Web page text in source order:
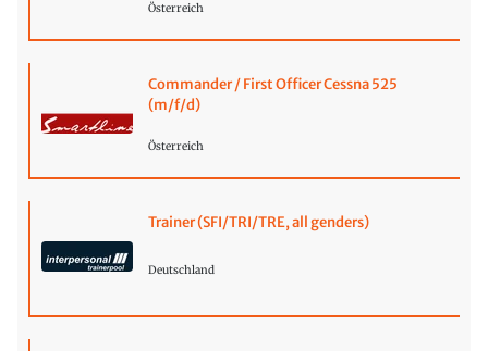
Österreich
Commander / First Officer Cessna 525
(m/f/d)
Österreich
Trainer (SFI/TRI/TRE, all genders)
Deutschland